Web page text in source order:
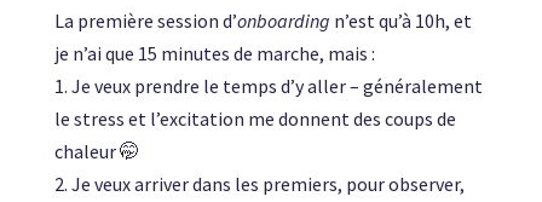
La première session d’onboarding n’est qu’à 10h, et
je n’ai que 15 minutes de marche, mais :
1. Je veux prendre le temps d’y aller – généralement
le stress et l’excitation me donnent des coups de
chaleur 🤭
2. Je veux arriver dans les premiers, pour observer,